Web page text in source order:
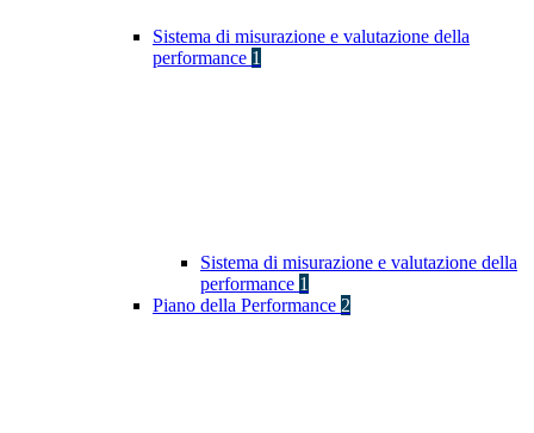
Sistema di misurazione e valutazione della
performance 1
Sistema di misurazione e valutazione della
performance 1
Piano della Performance 2